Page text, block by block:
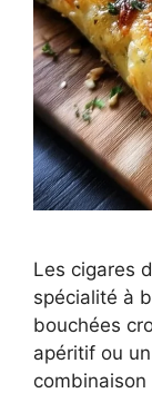
Les cigares
spécialité à
bouchées
apéritif ou